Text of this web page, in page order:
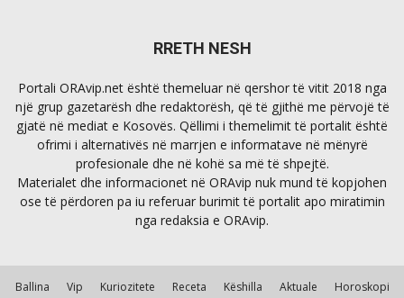
RRETH NESH
Portali ORAvip.net është themeluar në qershor të vitit 2018 nga
një grup gazetarësh dhe redaktorësh, që të gjithë me përvojë të
gjatë në mediat e Kosovës. Qëllimi i themelimit të portalit është
ofrimi i alternativës në marrjen e informatave në mënyrë
profesionale dhe në kohë sa më të shpejtë.
Materialet dhe informacionet në ORAvip nuk mund të kopjohen
ose të përdoren pa iu referuar burimit të portalit apo miratimin
nga redaksia e ORAvip.
Ballina Vip Kuriozitete Receta Këshilla Aktuale Horoskopi